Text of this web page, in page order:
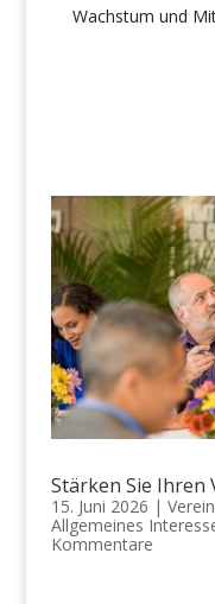
Wachstum und
Stärken Sie Ihren
15. Juni 2026 |
Allgemeines
Kommentare